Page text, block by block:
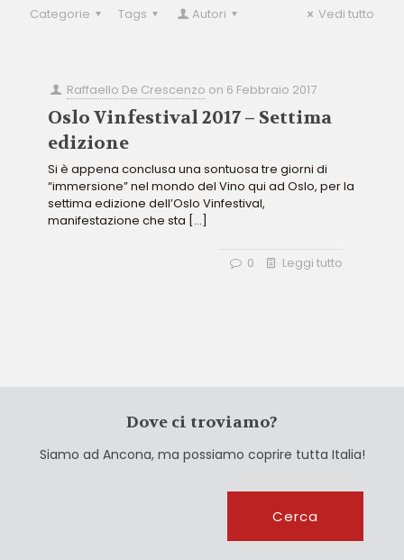
Categorie Tags Autori Vedi tutto
Raffaello De Crescenzo on 6 Febbraio 2017
Oslo Vinfestival 2017 – Settima
edizione
Si è appena conclusa una sontuosa tre giorni di
“immersione” nel mondo del Vino qui ad Oslo, per la
settima edizione dell’Oslo Vinfestival,
manifestazione che sta […]
0 Leggi tutto
Dove ci troviamo?
Siamo ad Ancona, ma possiamo coprire tutta Italia!
Cerca